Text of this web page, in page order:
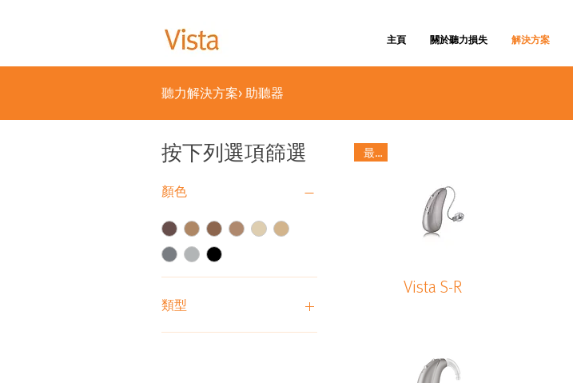
主頁 關於聽力損失 解決方案
聽力解決方案>助聽器
按下列選項篩選
顏色
類型
耳內式
最新
Vista S-R